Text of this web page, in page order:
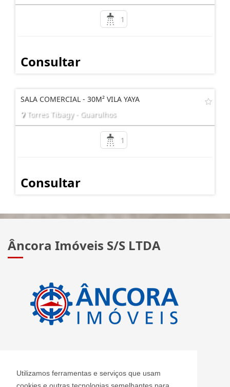
Utilizamos ferramentas e serviços que usam
1
Consultar
SALA COMERCIAL - 30M² VILA YAYA
Torres Tibagy - Guarulhos
1
Consultar
Âncora Imóveis S/S LTDA